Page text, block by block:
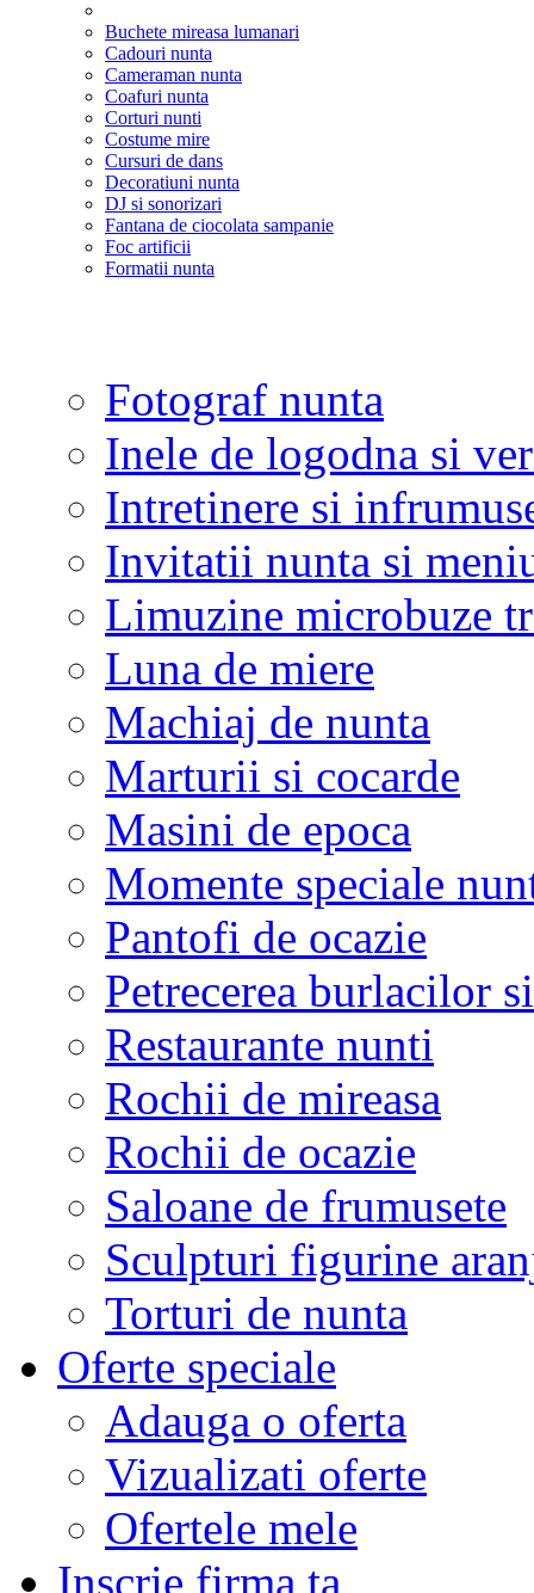
Buchete mireasa lumanari
Cadouri nunta
Cameraman nunta
Coafuri nunta
Corturi nunti
Costume mire
Cursuri de dans
Decoratiuni nunta
DJ si sonorizari
Fantana de ciocolata sampanie
Foc artificii
Formatii nunta
Fotograf nunta
Inele de logodna si
Intretinere si
Invitatii nunta si
Limuzine microbuze
Luna de miere
Machiaj de nunta
Marturii si cocarde
Masini de epoca
Momente speciale
Pantofi de ocazie
Petrecerea burlacilor
Restaurante nunti
Rochii de mireasa
Rochii de ocazie
Saloane de frumusete
Sculpturi figurine
Torturi de nunta
Oferte speciale
Adauga o oferta
Vizualizati oferte
Ofertele mele
Inscrie firma ta